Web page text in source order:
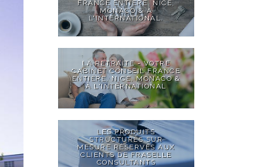
FRANCE ENTIÈRE, NICE,
MONACO & À
L'INTERNATIONAL.
LA RETRAITE - VOTRE
CABINET CONSEIL FRANCE
ENTIÈRE, NICE, MONACO &
À L'INTERNATIONAL
LES PRODUITS
STRUCTURÉS SUR
MESURE RÉSERVÉS AUX
CLIENTS DE FRASELLE
CONSULTANTS